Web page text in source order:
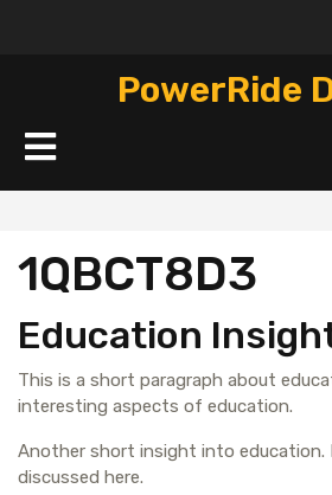
PowerRide
Кнопка
Открыть
1QBCT8D3
Education
This is a short paragraph about
interesting aspects of education.
Another short insight into education.
discussed here.